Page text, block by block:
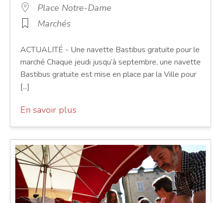
Place Notre-Dame
Marchés
ACTUALITÉ - Une navette Bastibus gratuite pour le
marché Chaque jeudi jusqu’à septembre, une navette
Bastibus gratuite est mise en place par la Ville pour
[...]
En savoir plus